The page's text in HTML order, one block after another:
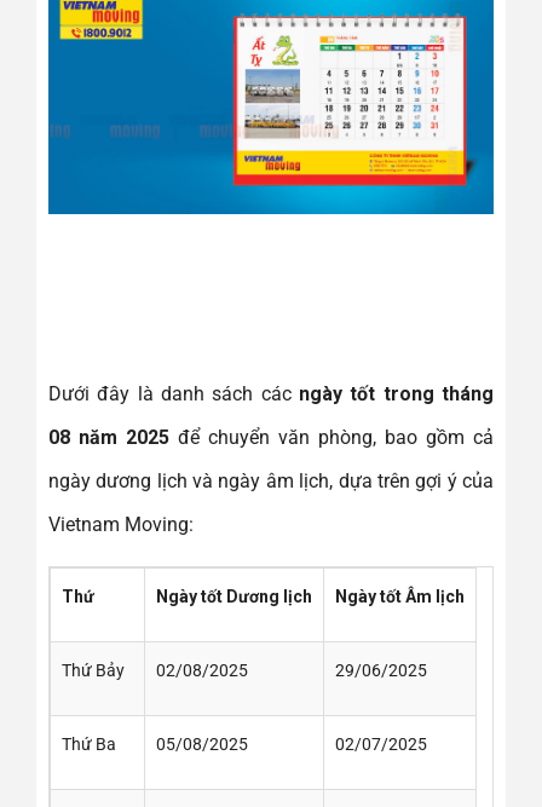
Dưới đây là danh sách các ngày tốt trong tháng
08 năm 2025 để chuyển văn phòng, bao gồm cả
ngày dương lịch và ngày âm lịch, dựa trên gợi ý của
Vietnam Moving:
Thứ Ngày tốt Dương lịch Ngày tốt Âm lịch
Thứ Bảy 02/08/2025 29/06/2025
Thứ Ba 05/08/2025 02/07/2025